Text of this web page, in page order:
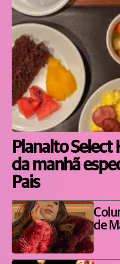
Planalto
da manhã
Pais
de